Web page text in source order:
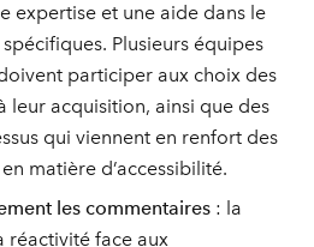
expertise et une aide dans le
Plusieurs équipes
participer aux choix des
leur acquisition, ainsi que des
qui viennent en renfort des
matière d’accessibilité.
les commentaires : la
réactivité face aux